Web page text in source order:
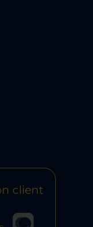
client